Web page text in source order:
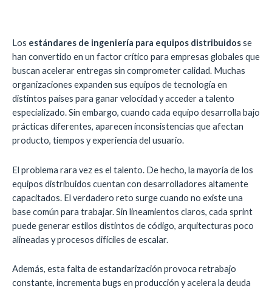
Los estándares de ingeniería para equipos distribuidosse
han convertido en un factor crítico para empresas globales que
buscan acelerar entregas sin comprometer calidad. Muchas
organizaciones expanden sus equipos de tecnología en
distintos países para ganar velocidad y acceder a talento
especializado. Sin embargo, cuando cada equipo desarrolla bajo
prácticas diferentes, aparecen inconsistencias que afectan
producto, tiempos y experiencia del usuario.
El problema rara vez es el talento. De hecho, la mayoría de los
equipos distribuidos cuentan con desarrolladores altamente
capacitados. El verdadero reto surge cuando no existe una
base común para trabajar. Sin lineamientos claros, cada sprint
puede generar estilos distintos de código, arquitecturas poco
alineadas y procesos difíciles de escalar.
Además, esta falta de estandarización provoca retrabajo
constante, incrementa bugs en producción y acelera la deuda